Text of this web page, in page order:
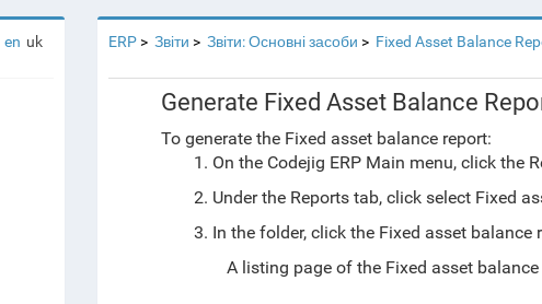
en uk ERP Звіти Звіти: Основні засоби Fixed Asset Balance
Generate Fixed Asset Balance
To generate the Fixed asset balance report:
1. On the Codejig ERP Main menu, click the
2. Under the Reports tab, click select Fixed
3. In the folder, click the Fixed asset balance
A listing page of the Fixed asset